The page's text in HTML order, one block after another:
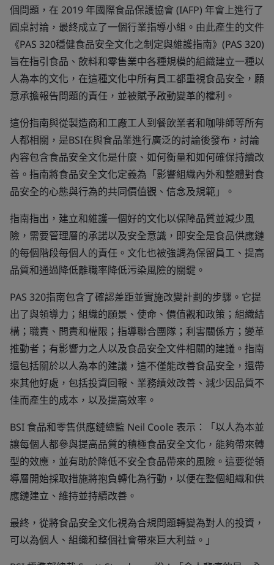
個問題，在 2019 年國際食品保護協會 (IAFP) 年會上進行了
圓桌討論，最終成立了一個行業指導小組。由此產生的文件
《PAS 320穩健食品安全文化之制定與維護指南》(PAS 320)
旨在指引食品、飲料和零售業中各種規模的組織建立一種以
人為本的文化，在這種文化中所有員工都重視食品安全，願
意承擔報告問題的責任，並被賦予啟動變革的權利。
這份指南與從製造商和工廠工人到餐飲業者和咖啡師等所有
人都相關，是BSI在與食品業進行廣泛的討論後發布，討論
內容包含食品安全文化是什麼、如何衡量和如何確保持續改
善。指南將食品安全文化定義為「影響組織內外和整體對食
品安全的心態與行為的共同價值觀、信念及規範」。
指南指出，建立和維護一個好的文化以保障品質並減少風
險，需要管理層的承諾以及安全意識，即安全是食品供應鏈
的每個階段每個人的責任。文化也被強調為保留員工、提高
品質和通過降低離職率降低污染風險的關鍵。
PAS 320指南包含了確認差距並實施改變計劃的步驟。它提
出了與領導力；組織的願景、使命、價值觀和政策；組織結
構；職責、問責和權限；指導聯合團隊；利害關係方；變革
推動者；有影響力之人以及食品安全文件相關的建議。指南
還包括關於以人為本的建議，這不僅能改善食品安全，還帶
來其他好處，包括投資回報、業務績效改善、減少因品質不
佳而產生的成本，以及提高效率。
BSI 食品和零售供應鏈總監 Neil Coole 表示：「以人為本並
讓每個人都參與提高品質的積極食品安全文化，能夠帶來轉
型的效應，並有助於降低不安全食品帶來的風險。這要從領
導層開始採取措施將抱負轉化為行動，以便在整個組織和供
應鏈建立、維持並持續改善。
最終，從將食品安全文化視為合規問題轉變為對人的投資，
可以為個人、組織和整個社會帶來巨大利益。」